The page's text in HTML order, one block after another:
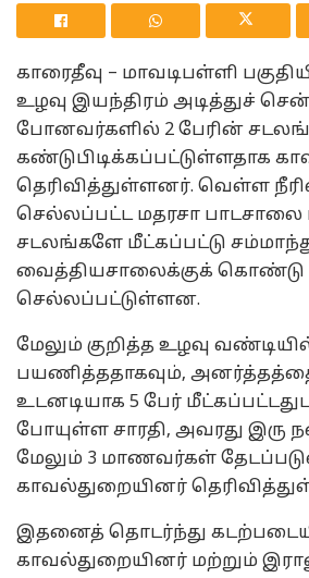
காரைதீவு – மாவடிபள்ளி
உழவு இயந்திரம் அடித்துச்
போனவர்களில் 2 பேரின்
கண்டுபிடிக்கப்பட்டுள்ளதாக
தெரிவித்துள்ளனர். வெள்ள
செல்லப்பட்ட மதரசா
சடலங்களே மீட்கப்பட்டு
வைத்தியசாலைக்குக் கொண்டு
செல்லப்பட்டுள்ளன.
மேலும் குறித்த உழவு
பயணித்ததாகவும்,
உடனடியாக 5 பேர்
போயுள்ள சாரதி, அவரது இரு
மேலும் 3 மாணவர்கள்
காவல்துறையினர்
இதனைத் தொடர்ந்து
காவல்துறையினர் மற்றும்